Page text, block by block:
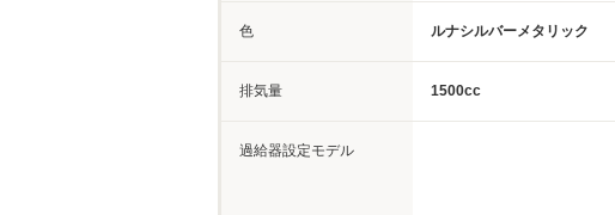
色 ルナシルバーメタリック
排気量 1500cc
過給器設定モデル